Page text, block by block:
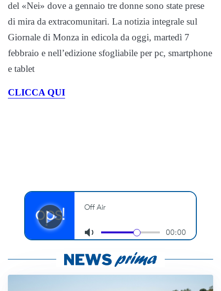
del «Nei» dove a gennaio tre donne sono state prese
di mira da extracomunitari. La notizia integrale sul
Giornale di Monza in edicola da oggi, martedì 7
febbraio e nell’edizione sfogliabile per pc, smartphone
e tablet
CLICCA QUI